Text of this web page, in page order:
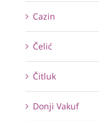
Cazin
Čelić
Čitluk
Donji Vakuf